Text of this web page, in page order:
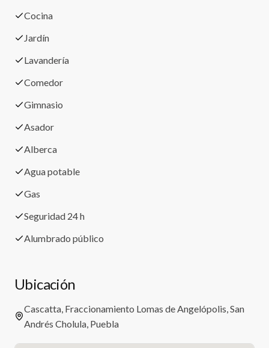
Cocina
Jardín
Lavandería
Comedor
Gimnasio
Asador
Alberca
Agua potable
Gas
Seguridad 24 h
Alumbrado público
Ubicación
Cascatta, Fraccionamiento Lomas de Angelópolis, San
Andrés Cholula, Puebla